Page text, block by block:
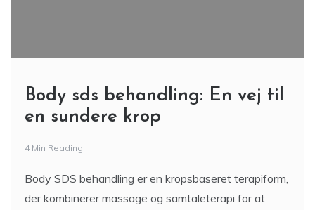
Body sds behandling: En vej til
en sundere krop
4 Min Reading
Body SDS behandling er en kropsbaseret terapiform,
der kombinerer massage og samtaleterapi for at